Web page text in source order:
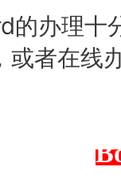
办理十
或者在线